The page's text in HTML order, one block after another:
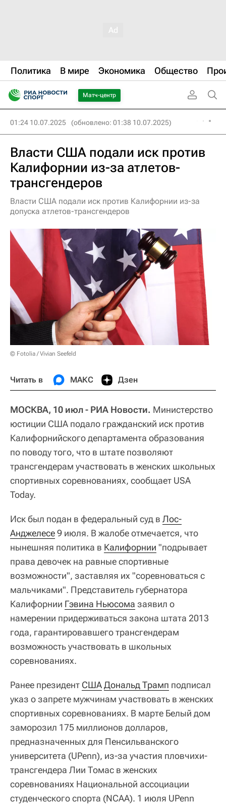
Политика В мире Экономика Общество
Матч-центр
01:24 10.07.2025 (обновлено: 01:38 10.07.2025)
Власти США подали иск против
Калифорнии из-за атлетов-
трансгендеров
Власти США подали иск против Калифорнии из-за
допуска атлетов-трансгендеров
© Fotolia / Vivian Seefeld
Читать в МАКС Дзен
МОСКВА, 10 июл - РИА Новости. Министерство
юстиции США подало гражданский иск против
Калифорнийского департамента образования
по поводу того, что в штате позволяют
трансгендерам участвовать в женских школьных
спортивных соревнованиях, сообщает USA
Today.
Иск был подан в федеральный суд в Лос-
Анджелесе9 июля. В жалобе отмечается, что
нынешняя политика в Калифорнии "подрывает
права девочек на равные спортивные
возможности", заставляя их "соревноваться с
мальчиками". Представитель губернатора
Калифорнии Гэвина Ньюсома заявил о
намерении придерживаться закона штата 2013
года, гарантировавшего трансгендерам
возможность участвовать в школьных
соревнованиях.
Ранее президент СШАДональд Трамп подписал
указ о запрете мужчинам участвовать в женских
спортивных соревнованиях. В марте Белый дом
заморозил 175 миллионов долларов,
предназначенных для Пенсильванского
университета (UPenn), из-за участия пловчихи-
трансгендера Лии Томас в женских
соревнованиях Национальной ассоциации
студенческого спорта (NCAA). 1 июля UPenn